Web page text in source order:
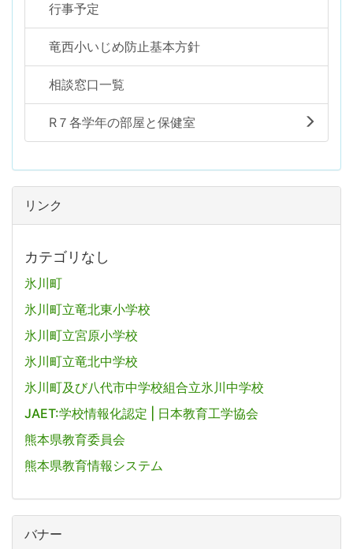
行事予定
竜西小いじめ防止基本方針
相談窓口一覧
R７各学年の部屋と保健室
リンク
カテゴリなし
氷川町
氷川町立竜北東小学校
氷川町立宮原小学校
氷川町立竜北中学校
氷川町及び八代市中学校組合立氷川中学校
JAET:学校情報化認定 | 日本教育工学協会
熊本県教育委員会
熊本県教育情報システム
バナー